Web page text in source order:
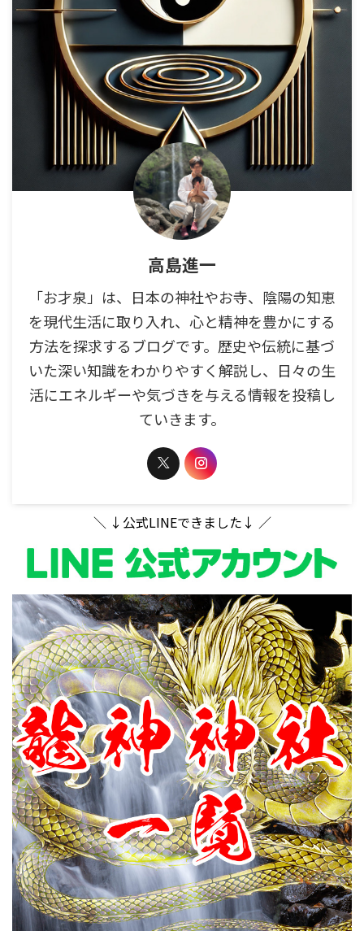
高島進一
「お才泉」は、日本の神社やお寺、陰陽の知恵
を現代生活に取り入れ、心と精神を豊かにする
方法を探求するブログです。歴史や伝統に基づ
いた深い知識をわかりやすく解説し、日々の生
活にエネルギーや気づきを与える情報を投稿し
ていきます。
＼ ↓公式LINEできました↓ ／